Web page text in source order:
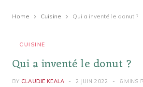
Home Cuisine Qui a inventé le donut ?
CUISINE
Qui a inventé le donut ?
BY CLAUDIE KEALA 2 JUIN 2022 6 MINS